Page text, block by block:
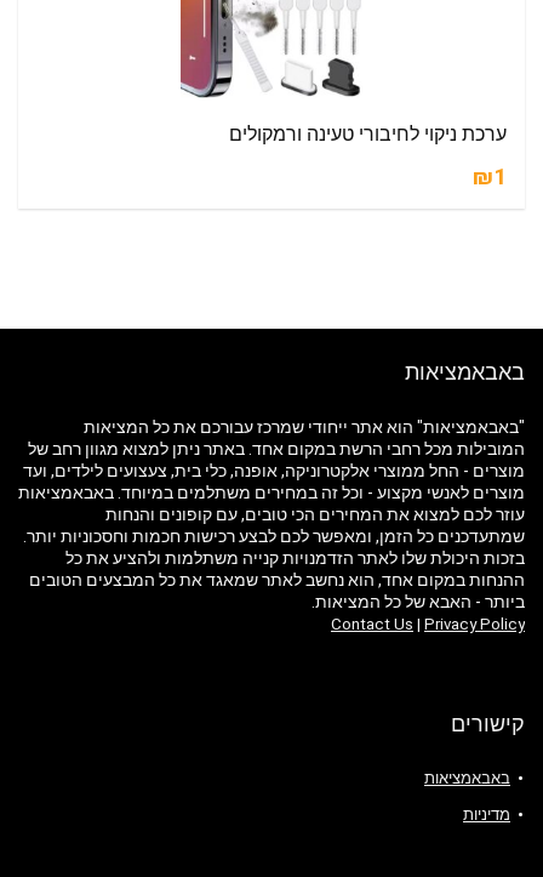
ערכת ניקוי לחיבורי טעינה ורמקולים
₪1
באבאמציאות
"באבאמציאות" הוא אתר ייחודי שמרכז עבורכם את כל המציאות
המובילות מכל רחבי הרשת במקום אחד. באתר ניתן למצוא מגוון רחב של
מוצרים - החל ממוצרי אלקטרוניקה, אופנה, כלי בית, צעצועים לילדים, ועד
מוצרים לאנשי מקצוע - וכל זה במחירים משתלמים במיוחד. באבאמציאות
עוזר לכם למצוא את המחירים הכי טובים, עם קופונים והנחות
שמתעדכנים כל הזמן, ומאפשר לכם לבצע רכישות חכמות וחסכוניות יותר.
בזכות היכולת שלו לאתר הזדמנויות קנייה משתלמות ולהציע את כל
ההנחות במקום אחד, הוא נחשב לאתר שמאגד את כל המבצעים הטובים
ביותר - האבא של כל המציאות.
Contact Us | Privacy Policy
קישורים
באבאמציאות
מדיניות